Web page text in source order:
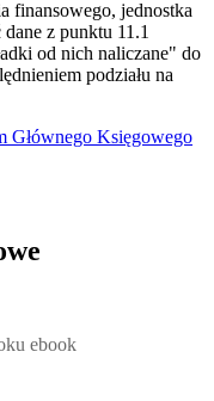
finansowego, jednostka
z punktu 11.1
od nich naliczane" do
podziału na
Głównego Księgowego
Patrycja Kubiesa -
ebook